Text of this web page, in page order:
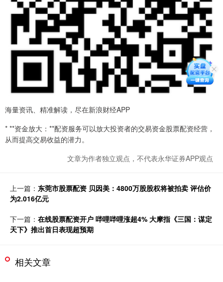
海量资讯、精准解读，尽在新浪财经APP
* **资金放大：**配资服务可以放大投资者的交易资金股票配资经营，
从而提高交易收益的潜力。
文章为作者独立观点，不代表永华证券APP观点
上一篇： 东莞市股票配资 贝因美：4800万股股权将被拍卖 评估价
为2.016亿元
下一篇： 在线股票配资开户 哔哩哔哩涨超4% 大摩指《三国：谋定
天下》推出首日表现超预期
相关文章